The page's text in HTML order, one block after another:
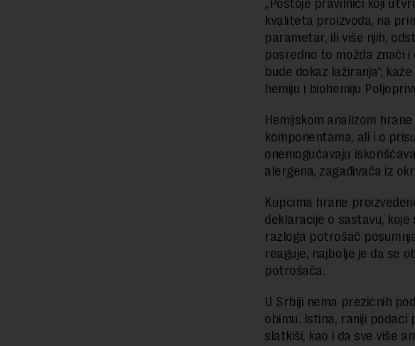
„Postoje pravilnici koji
kvaliteta proizvoda, na
parametar, ili više njih,
posredno to možda znači
bude dokaz lažiranja“,
hemiju i biohemiju
Hemijskom analizom
komponentama, ali i o
onemogućavaju
alergena, zagađivača iz
Kupcima hrane
deklaracije o sastavu, koje
razloga potrošač
reaguje, najbolje je da se
potrošača.
U Srbiji nema prezicnih
obimu. Istina, raniji podaci
slatkiši, kao i da sve više